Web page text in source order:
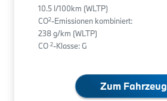
10.5 l/100km (WLTP)
CO2-Emissionen kombiniert:
238 g/km (WLTP)
CO 2-Klasse: G
Zum Fahrzeug